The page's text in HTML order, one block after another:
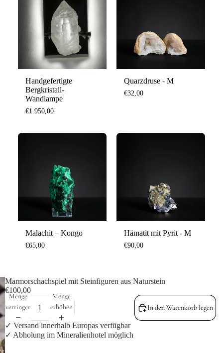
Handgefertigte
Bergkristall-
Wandlampe
€1.950,00
Quarzdruse - M
€32,00
Malachit – Kongo
€65,00
Hämatit mit Pyrit - M
€90,00
Marmorschachspiel mit Steinfiguren aus Naturstein
€100,00
Menge
verringern
Menge
erhöhen
In den Warenkorb legen
✓ Versand innerhalb Europas verfügbar
✓ Abholung im Mineralienhotel möglich